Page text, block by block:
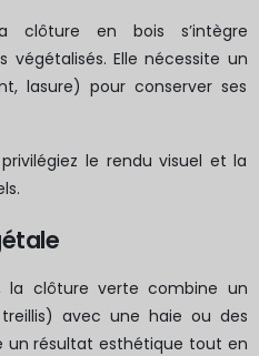
clôture en bois s’intègre
végétalisés. Elle nécessite un
lasure) pour conserver ses
le rendu visuel et la
la clôture verte combine un
avec une haie ou des
un résultat esthétique tout en